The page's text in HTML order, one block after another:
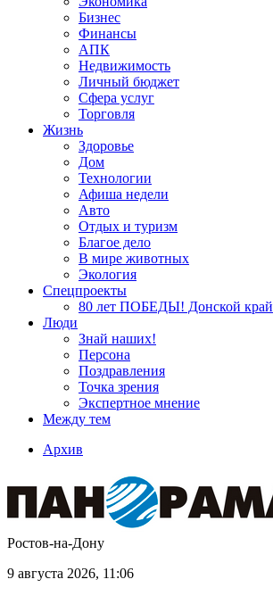
Бизнес
Финансы
АПК
Недвижимость
Личный бюджет
Сфера услуг
Торговля
Жизнь
Здоровье
Дом
Технологии
Афиша недели
Авто
Отдых и туризм
Благое дело
В мире животных
Экология
Спецпроекты
80 лет ПОБЕДЫ! Донской край
Люди
Знай наших!
Персона
Поздравления
Точка зрения
Экспертное мнение
Между тем
Архив
Ростов-на-Дону
9 августа 2026, 11:06